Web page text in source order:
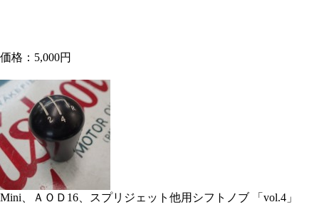
価格：5,000円
Mini、ＡＯＤ16、スプリジェット他用シフトノブ 「vol.4」